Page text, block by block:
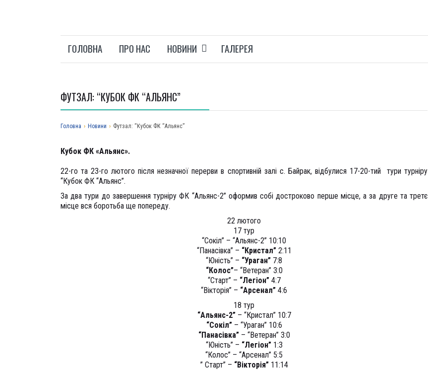
ГОЛОВНА ПРО НАС НОВИНИ ГАЛЕРЕЯ
ФУТЗАЛ: “КУБОК ФК “АЛЬЯНС”
Головна › Новини › Футзал: “Кубок ФК “Альянс”
Кубок ФК «Альянс».
22-го та 23-го лютого після незначної перерви в спортивній залі с. Байрак, відбулися 17-20-тий тури турніру
“Кубок ФК “Альянс”.
За два тури до завершення турніру ФК “Альянс-2” оформив собі достроково перше місце, а за друге та третє
місце вся боротьба ще попереду.
22 лютого
17 тур
“Сокіл” – “Альянс-2” 10:10
“Панасівка” – “Кристал”2:11
“Юність” – “Ураган” 7:8
“Колос”– “Ветеран” 3:0
“Старт” – “Легіон”4:7
“Вікторія” – “Арсенал” 4:6
18 тур
“Альянс-2”– “Кристал” 10:7
“Сокіл”– “Ураган” 10:6
“Панасівка”– “Ветеран” 3:0
“Юність” – “Легіон”1:3
“Колос” – “Арсенал” 5:5
” Старт” – “Вікторія” 11:14